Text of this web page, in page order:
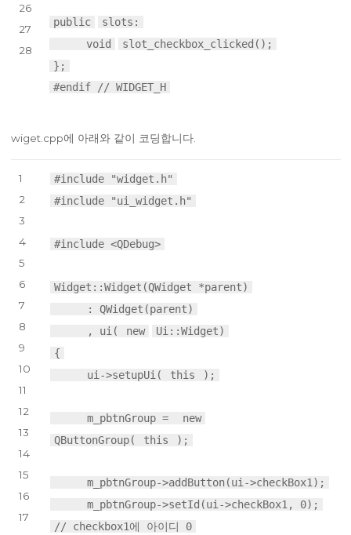
26
27
28
public
slots:
void
slot_checkbox_clicked();
};
#endif // WIDGET_H
wiget.cpp에 아래와 같이 코딩합니다.
1
2
3
4
5
6
7
8
9
10
11
12
13
14
15
16
17
#include "widget.h"
#include "ui_widget.h"
#include <QDebug>
Widget::Widget(QWidget *parent)
: QWidget(parent)
, ui(
new
Ui::Widget)
{
ui->setupUi(
this );
m_pbtnGroup =
new
QButtonGroup(
this );
m_pbtnGroup->addButton(ui->checkBox1);
m_pbtnGroup->setId(ui->checkBox1, 0);
// checkbox1에 아이디 0